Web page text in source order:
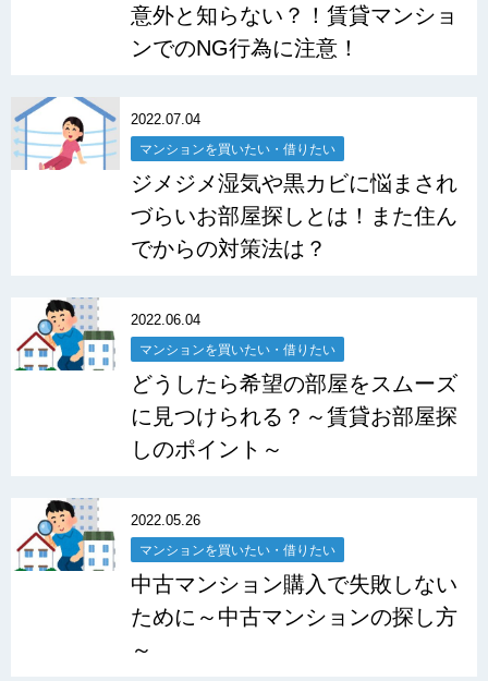
意外と知らない？！賃貸マンショ
ンでのNG行為に注意！
2022.07.04
マンションを買いたい・借りたい
ジメジメ湿気や黒カビに悩まされ
づらいお部屋探しとは！また住ん
でからの対策法は？
2022.06.04
マンションを買いたい・借りたい
どうしたら希望の部屋をスムーズ
に見つけられる？～賃貸お部屋探
しのポイント～
2022.05.26
マンションを買いたい・借りたい
中古マンション購入で失敗しない
ために～中古マンションの探し方
～